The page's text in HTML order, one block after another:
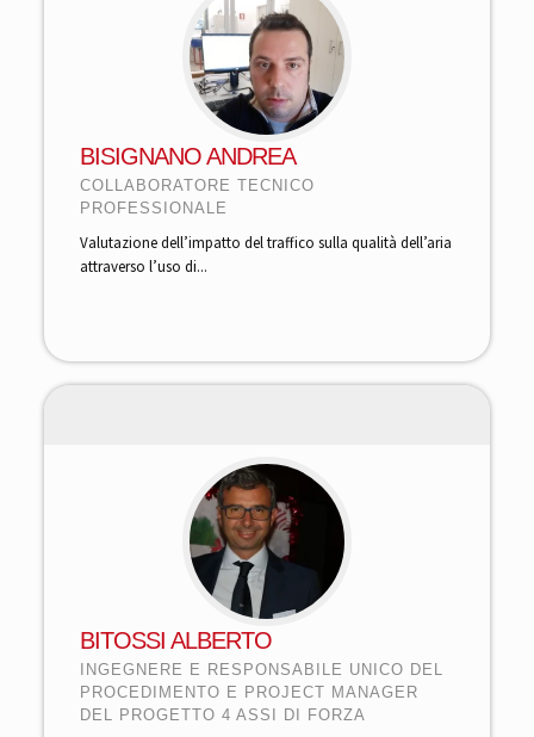
BISIGNANO ANDREA
COLLABORATORE TECNICO
PROFESSIONALE
Valutazione dell’impatto del traffico sulla qualità dell’aria
attraverso l’uso di...
BITOSSI ALBERTO
INGEGNERE E RESPONSABILE UNICO DEL
PROCEDIMENTO E PROJECT MANAGER
DEL PROGETTO 4 ASSI DI FORZA